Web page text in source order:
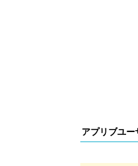
アプリブユ